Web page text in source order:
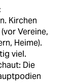
Kirchen
Vereine,
Heime).
viel.
Die